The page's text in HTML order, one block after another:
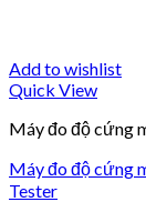
Add to wishlist
Quick View
Máy đo độ cứng
Máy đo độ cứng
Tester